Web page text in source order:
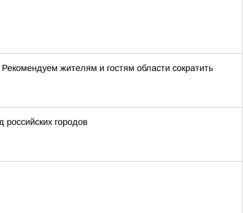
жителям и гостям области сократить
городов